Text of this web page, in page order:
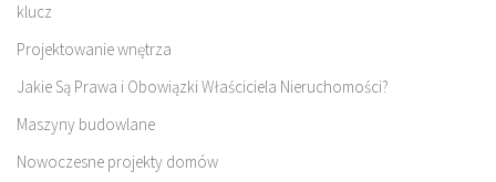
klucz
Projektowanie wnętrza
Jakie Są Prawa i Obowiązki Właściciela Nieruchomości?
Maszyny budowlane
Nowoczesne projekty domów